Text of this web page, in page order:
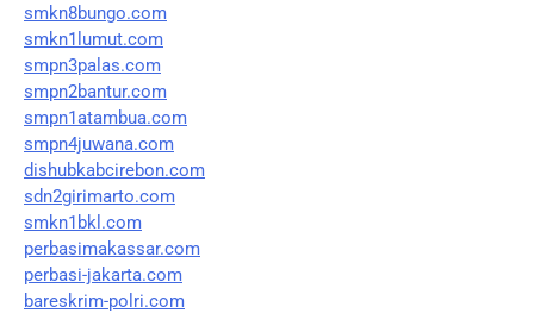
smkn8bungo.com
smkn1lumut.com
smpn3palas.com
smpn2bantur.com
smpn1atambua.com
smpn4juwana.com
dishubkabcirebon.com
sdn2girimarto.com
smkn1bkl.com
perbasimakassar.com
perbasi-jakarta.com
bareskrim-polri.com